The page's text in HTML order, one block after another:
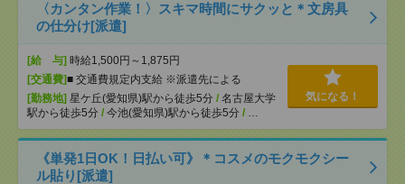
〈カンタン作業！〉スキマ時間にサクッと＊文房具
の仕分け[派遣]
[給 与] 時給1,500円～1,875円
[交通費]■ 交通費規定内支給 ※派遣先による
[勤務地] 星ケ丘(愛知県)駅から徒歩5分 / 名古屋大学
駅から徒歩5分 / 今池(愛知県)駅から徒歩5分 / …
気になる！
《単発1日OK！日払い可》＊コスメのモクモクシー
ル貼り[派遣]